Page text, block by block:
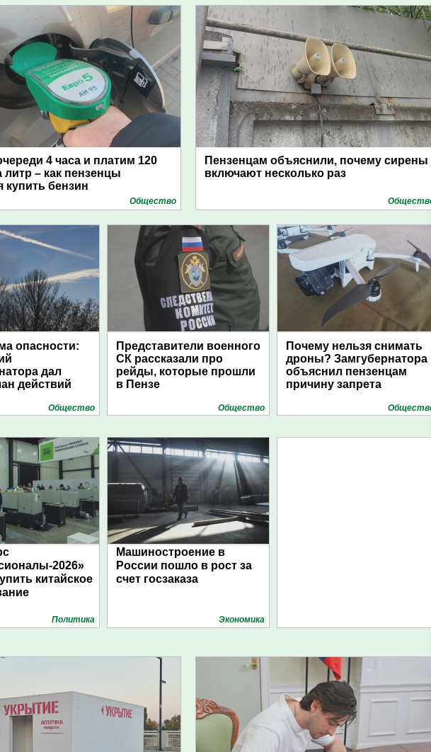
4 часа и платим 120
литр – как пензенцы
купить бензин
Общество
Пензенцам объяснили, почему сирены
включают несколько раз
опасности:
дал
действий
Общество
Представители военного
СК рассказали про
рейды, которые прошли
в Пензе
Общество
Почему нельзя снимать
дроны? Замгубернатора
объяснил пензенцам
причину запрета
2026»
китайское
Политика
Машиностроение в
России пошло в рост за
счет госзаказа
Экономика